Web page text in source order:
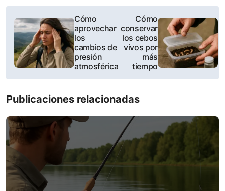
P
o
t
n
a
v
i
g
Cómo
aprovechar
los
cambios de
presión
atmosférica
Cómo
conservar
los cebos
vivos por
más
tiempo
Publicaciones relacionadas